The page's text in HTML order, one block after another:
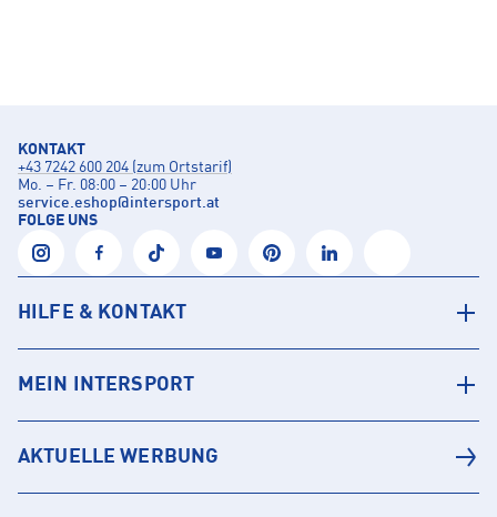
KONTAKT
+43 7242 600 204 (zum Ortstarif)
Mo. – Fr. 08:00 – 20:00 Uhr
service.eshop@intersport.at
FOLGE UNS
HILFE & KONTAKT
MEIN INTERSPORT
AKTUELLE WERBUNG